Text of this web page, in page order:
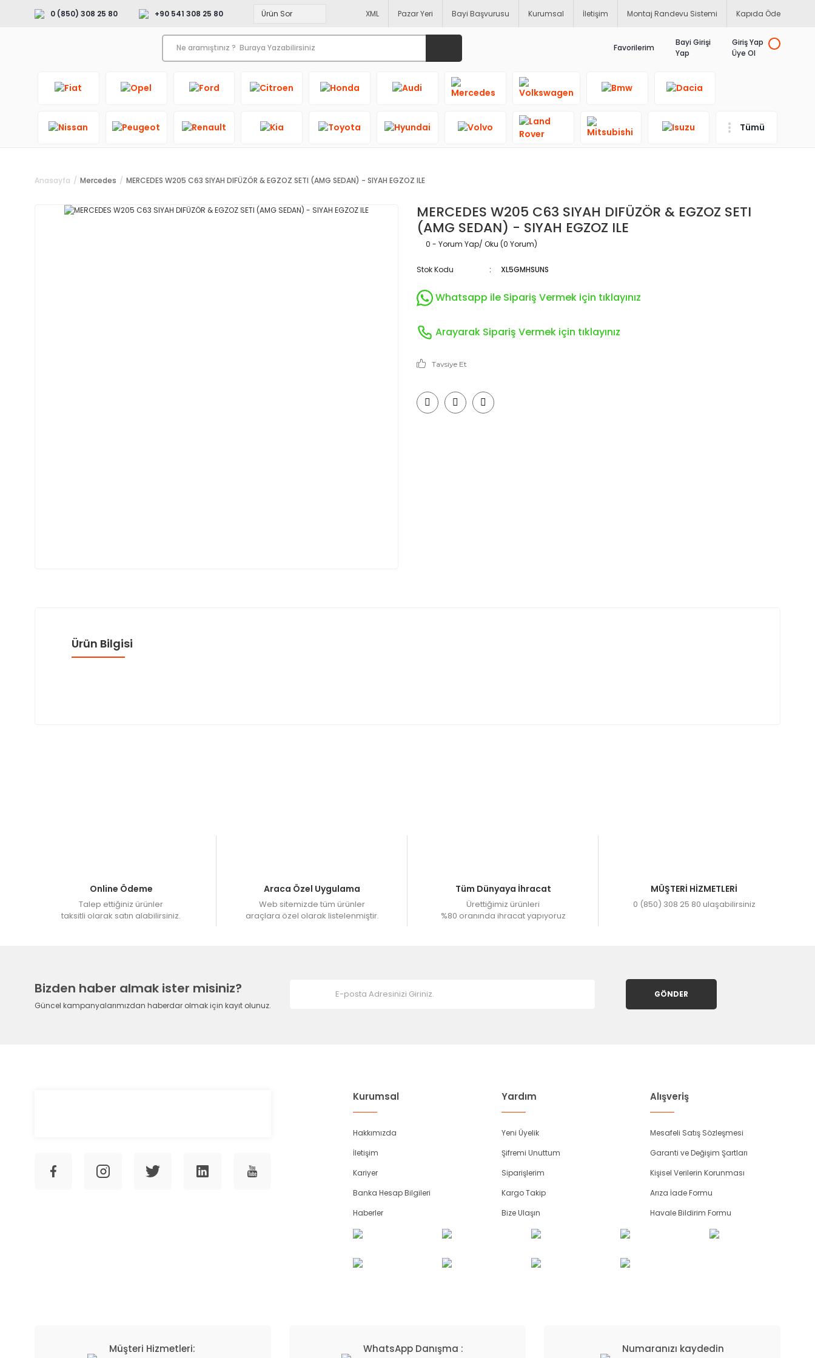
0 (850) 308 25 80 +90 541 308 25 80 XML Pazar Yeri Bayi Başvurusu Kurumsal İletişim Montaj Randevu Sistemi Kapıda Öde
Favorilerim
Bayi Girişi
Yap
Giriş Yap
Üye Ol
Tümü
Anasayfa Mercedes MERCEDES W205 C63 SIYAH DIFÜZÖR & EGZOZ SETI (AMG SEDAN) - SIYAH EGZOZ ILE
MERCEDES W205 C63 SIYAH DIFÜZÖR & EGZOZ SETI
(AMG SEDAN) - SIYAH EGZOZ ILE
0 - Yorum Yap/ Oku (0 Yorum)
Stok Kodu XL5GMHSUNS
Whatsapp ile Sipariş Vermek için tıklayınız
Arayarak Sipariş Vermek için tıklayınız
Tavsiye Et
Ürün Bilgisi
Online Ödeme
Talep ettiğiniz ürünler
taksitli olarak satın alabilirsiniz.
Araca Özel Uygulama
Web sitemizde tüm ürünler
araçlara özel olarak listelenmiştir.
Tüm Dünyaya İhracat
Ürettiğimiz ürünleri
%80 oranında ihracat yapıyoruz
MÜŞTERİ HİZMETLERİ
0 (850) 308 25 80 ulaşabilirsiniz
Bizden haber almak ister misiniz?
Güncel kampanyalarımızdan haberdar olmak için kayıt olunuz.
GÖNDER
Kurumsal
Hakkımızda
İletişim
Kariyer
Banka Hesap Bilgileri
Haberler
Yardım
Yeni Üyelik
Şifremi Unuttum
Siparişlerim
Kargo Takip
Bize Ulaşın
Alışveriş
Mesafeli Satış Sözleşmesi
Garanti ve Değişim Şartları
Kişisel Verilerin Korunması
Arıza İade Formu
Havale Bildirim Formu
Müşteri Hizmetleri: WhatsApp Danışma : Numaranızı kaydedin